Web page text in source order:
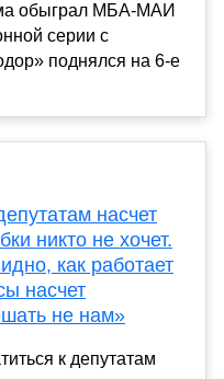
обыграл МБА-МАИ
серии с
поднялся на 6-е
насчет
никто не хочет.
как работает
насчет
не нам»
к депутатам